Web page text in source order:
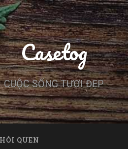
Casetog
CUỘC SỐNG TƯƠI ĐẸP
QUEN